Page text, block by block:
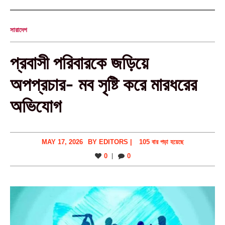
সারাদেশ
প্রবাসী পরিবারকে জড়িয়ে
অপপ্রচার- মব সৃষ্টি করে মারধরের
অভিযোগ
MAY 17, 2026 BY EDITORS |
105 বার পড়া হয়েছে
0
0